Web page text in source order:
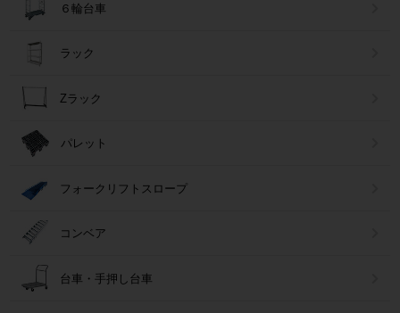
６輪台車
ラック
Zラック
パレット
フォークリフトスロープ
コンベア
台車・手押し台車